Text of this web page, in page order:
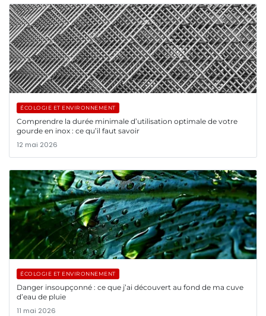
ÉCOLOGIE ET ENVIRONNEMENT
Comprendre la durée minimale d’utilisation optimale de votre
gourde en inox : ce qu’il faut savoir
12 mai 2026
ÉCOLOGIE ET ENVIRONNEMENT
Danger insoupçonné : ce que j’ai découvert au fond de ma cuve
d’eau de pluie
11 mai 2026